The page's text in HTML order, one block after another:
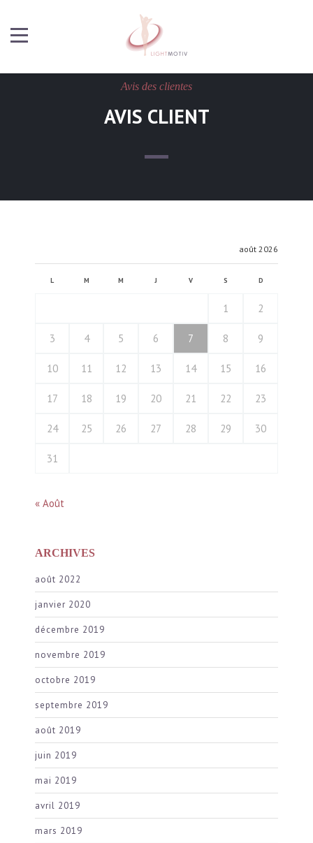
Avis des clientes
AVIS CLIENT
août 2026
L M M J V S D
1 2
3 4 5 6 7 8 9
10 11 12 13 14 15 16
17 18 19 20 21 22 23
24 25 26 27 28 29 30
31
« Août
ARCHIVES
août 2022
janvier 2020
décembre 2019
novembre 2019
octobre 2019
septembre 2019
août 2019
juin 2019
mai 2019
avril 2019
mars 2019